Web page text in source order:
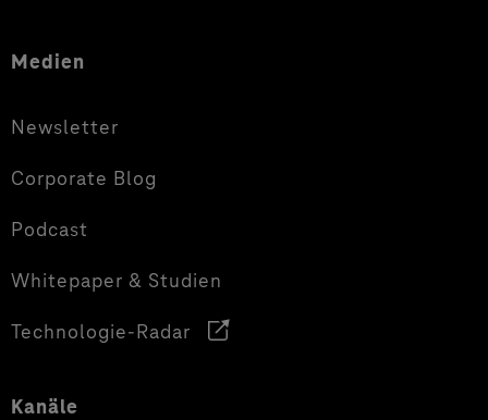
Medien
Newsletter
Corporate Blog
Podcast
Whitepaper & Studien
Technologie-Radar
Kanäle